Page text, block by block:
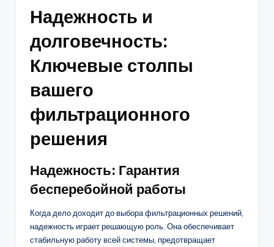
Надежность и
долговечность:
Ключевые столпы
вашего
фильтрационного
решения
Надежность: Гарантия
бесперебойной работы
Когда дело доходит до выбора фильтрационных решений,
надежность играет решающую роль. Она обеспечивает
стабильную работу всей системы, предотвращает